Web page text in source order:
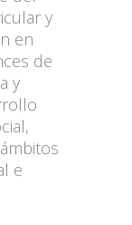
y
en
de
y
e